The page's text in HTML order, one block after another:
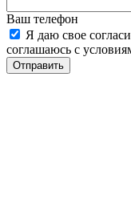
Ваш телефон
Я даю свое
соглашаюсь с
Отправить